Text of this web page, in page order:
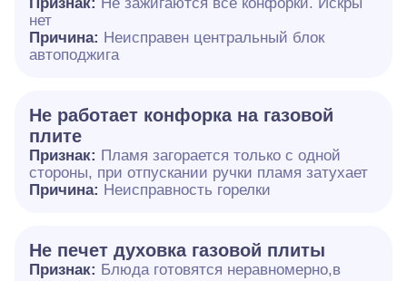
нет
Причина: Неисправен центральный блок
автоподжига
Не работает конфорка на газовой
плите
Признак: Пламя загорается только с одной
стороны, при отпускании ручки пламя затухает
Причина: Неисправность горелки
Не печет духовка газовой плиты
Признак: Блюда готовятся неравномерно,в